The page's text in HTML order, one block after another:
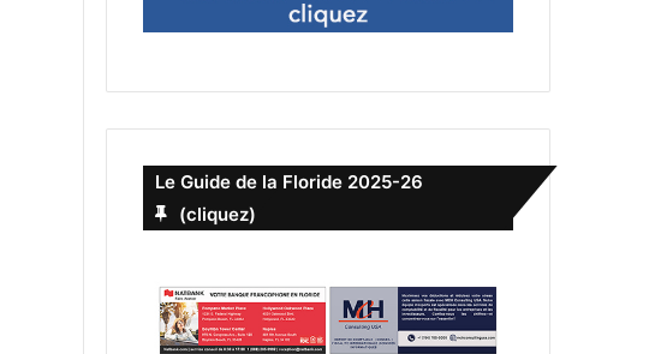
Le Guide de la Floride 2025-26
(cliquez)